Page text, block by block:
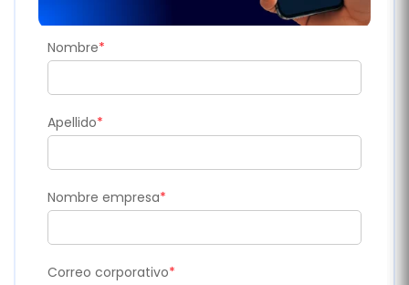
Nombre*
Apellido*
Nombre empresa*
Correo corporativo*